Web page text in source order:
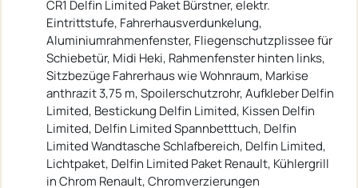
CR1 Delfin Limited Paket Bürstner, elektr.
Eintrittstufe, Fahrerhausverdunkelung,
Aluminiumrahmenfenster, Fliegenschutzplissee für
Schiebetür, Midi Heki, Rahmenfenster hinten links,
Sitzbezüge Fahrerhaus wie Wohnraum, Markise
anthrazit 3,75 m, Spoilerschutzrohr, Aufkleber Delfin
Limited, Bestickung Delfin Limited, Kissen Delfin
Limited, Delfin Limited Spannbetttuch, Delfin
Limited Wandtasche Schlafbereich, Delfin Limited,
Lichtpaket, Delfin Limited Paket Renault, Kühlergrill
in Chrom Renault, Chromverzierungen